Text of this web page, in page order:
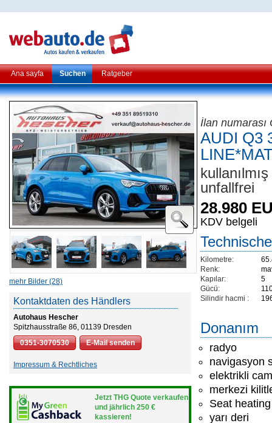
Ana sayfa Suchen Ratgeber
mehr Bilder (28)
Kontaktdaten des Händlers
Autohaus Hescher
Spitzhausstraße 86, 01139 Dresden
0351-3070530
E-Mail senden
Impressum & Rechtliches
Jetzt THG Quote verkaufen
und jährlich 250 €
kassieren!
İlan numarası
AUDI Q3
unfallfrei
28.980
KDV belgeli
Kilometre:
Renk:
Kapılar:
5
Gücü:
Silindir hacmi :
Donanım
radyo
navigasyon
elektrikli
merkezi
Seat heating
yarı deri